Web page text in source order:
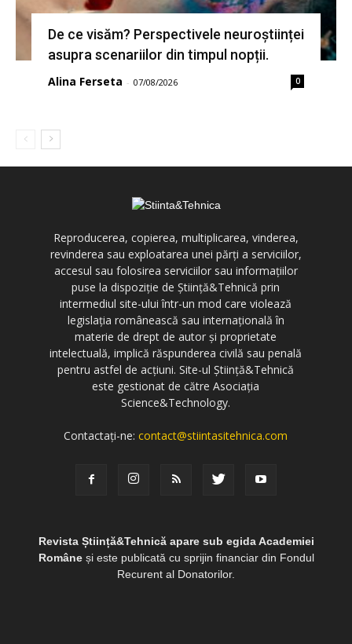
De ce visăm? Perspectivele neuroștiinței
asupra scenariilor din timpul nopții.
Alina Ferseta - 07/08/2026 0
Reproducerea, copierea, multiplicarea, vinderea,
revinderea sau exploatarea unei părți a serviciilor,
accesul sau folosirea serviciilor sau informațiilor
puse la dispoziție de Știință&Tehnică prin
intermediul site-ului într-un mod care violează
legislația românească sau internațională în
materie de drept de autor și proprietate
intelectuală, implică răspunderea civilă sau penală
pentru astfel de acțiuni. Site-ul Știință&Tehnică
este gestionat de către Asociația
Science&Technology.
Contactați-ne:contact@stiintasitehnica.com
Revista Știință&Tehnică apare sub egida Academiei
Româneși este publicată cu sprijin financiar din Fondul
Recurent al Donatorilor.